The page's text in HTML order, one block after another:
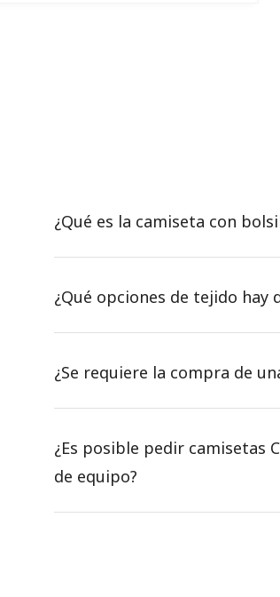
¿Qué es la camiseta con
¿Qué opciones de tejido
¿Se requiere la compra de
¿Es posible pedir camisetas
de equipo?